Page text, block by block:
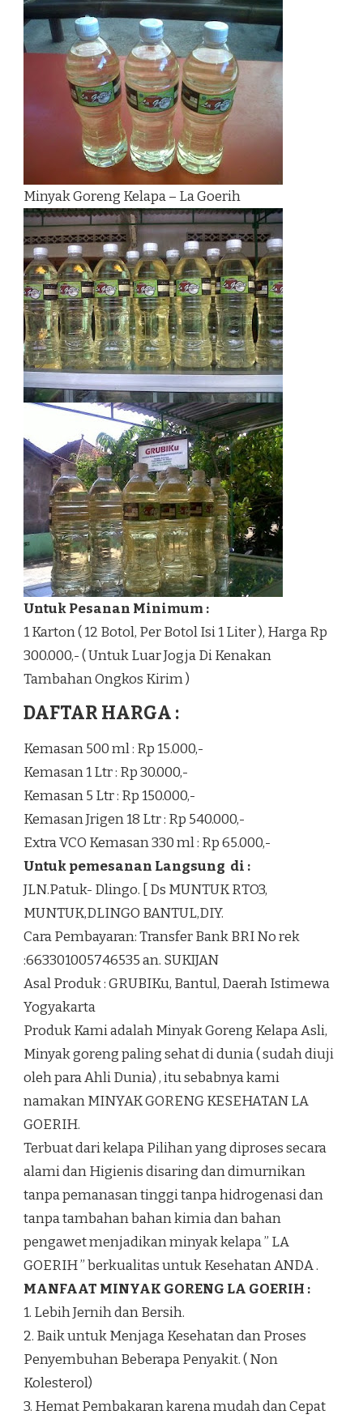
Minyak Goreng Kelapa – La Goerih
Untuk Pesanan Minimum :
1 Karton ( 12 Botol, Per Botol Isi 1 Liter ), Harga Rp
300.000,- ( Untuk Luar Jogja Di Kenakan
Tambahan Ongkos Kirim )
DAFTAR HARGA :
Kemasan 500 ml : Rp 15.000,-
Kemasan 1 Ltr : Rp 30.000,-
Kemasan 5 Ltr : Rp 150.000,-
Kemasan Jrigen 18 Ltr : Rp 540.000,-
Extra VCO Kemasan 330 ml : Rp 65.000,-
Untuk pemesanan Langsung di :
JLN.Patuk- Dlingo. [ Ds MUNTUK RTO3,
MUNTUK,DLINGO BANTUL,DIY.
Cara Pembayaran: Transfer Bank BRI No rek
:663301005746535 an. SUKIJAN
Asal Produk : GRUBIKu, Bantul, Daerah Istimewa
Yogyakarta
Produk Kami adalah Minyak Goreng Kelapa Asli,
Minyak goreng paling sehat di dunia ( sudah diuji
oleh para Ahli Dunia) , itu sebabnya kami
namakan MINYAK GORENG KESEHATAN LA
GOERIH.
Terbuat dari kelapa Pilihan yang diproses secara
alami dan Higienis disaring dan dimurnikan
tanpa pemanasan tinggi tanpa hidrogenasi dan
tanpa tambahan bahan kimia dan bahan
pengawet menjadikan minyak kelapa ” LA
GOERIH ” berkualitas untuk Kesehatan ANDA .
MANFAAT MINYAK GORENG LA GOERIH :
1. Lebih Jernih dan Bersih.
2. Baik untuk Menjaga Kesehatan dan Proses
Penyembuhan Beberapa Penyakit. ( Non
Kolesterol)
3. Hemat Pembakaran karena mudah dan Cepat